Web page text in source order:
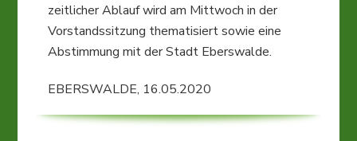
zeitlicher Ablauf wird am Mittwoch in der
Vorstandssitzung thematisiert sowie eine
Abstimmung mit der Stadt Eberswalde.
EBERSWALDE, 16.05.2020